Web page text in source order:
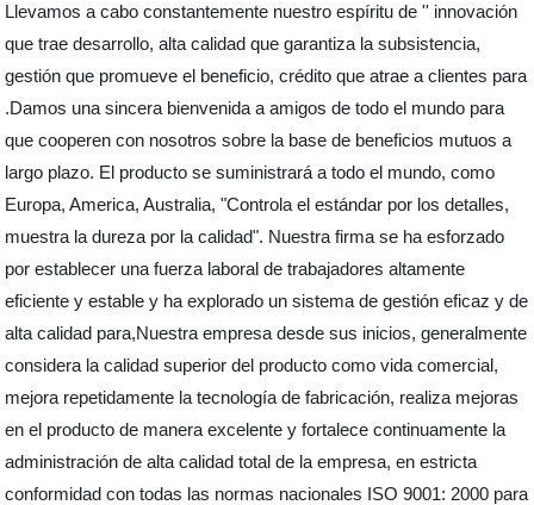
Llevamos a cabo constantemente nuestro espíritu de '' innovación
que trae desarrollo, alta calidad que garantiza la subsistencia,
gestión que promueve el beneficio, crédito que atrae a clientes para
.Damos una sincera bienvenida a amigos de todo el mundo para
que cooperen con nosotros sobre la base de beneficios mutuos a
largo plazo. El producto se suministrará a todo el mundo, como
Europa, America, Australia, "Controla el estándar por los detalles,
muestra la dureza por la calidad". Nuestra firma se ha esforzado
por establecer una fuerza laboral de trabajadores altamente
eficiente y estable y ha explorado un sistema de gestión eficaz y de
alta calidad para,Nuestra empresa desde sus inicios, generalmente
considera la calidad superior del producto como vida comercial,
mejora repetidamente la tecnología de fabricación, realiza mejoras
en el producto de manera excelente y fortalece continuamente la
administración de alta calidad total de la empresa, en estricta
conformidad con todas las normas nacionales ISO 9001: 2000 para